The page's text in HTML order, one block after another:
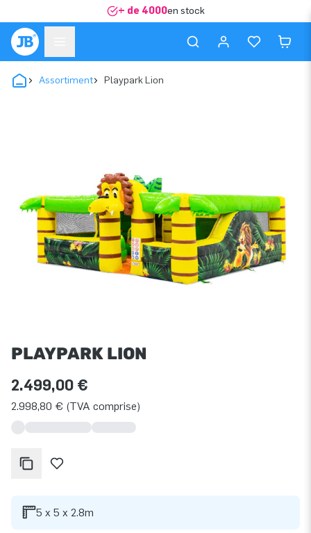
+ de 4000en stock
Assortiment Playpark Lion
PLAYPARK LION
2.499,00 €
2.998,80 € (TVA comprise)
5 x 5 x 2.8m